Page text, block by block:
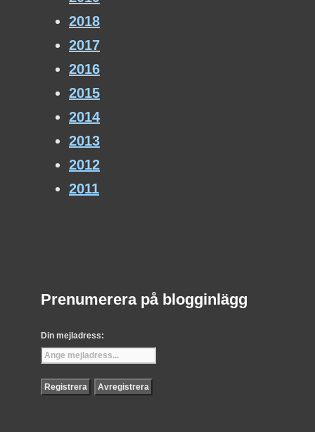
2018
2017
2016
2015
2014
2013
2012
2011
Prenumerera på blogginlägg
Din mejladress: